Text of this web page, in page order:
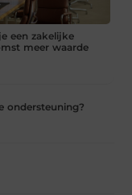
een zakelijke
meer waarde
ondersteuning?